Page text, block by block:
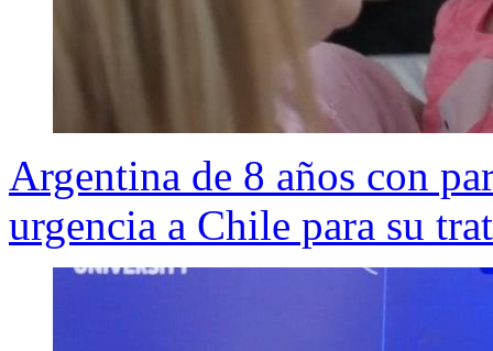
Argentina de 8 años con
urgencia a Chile para su